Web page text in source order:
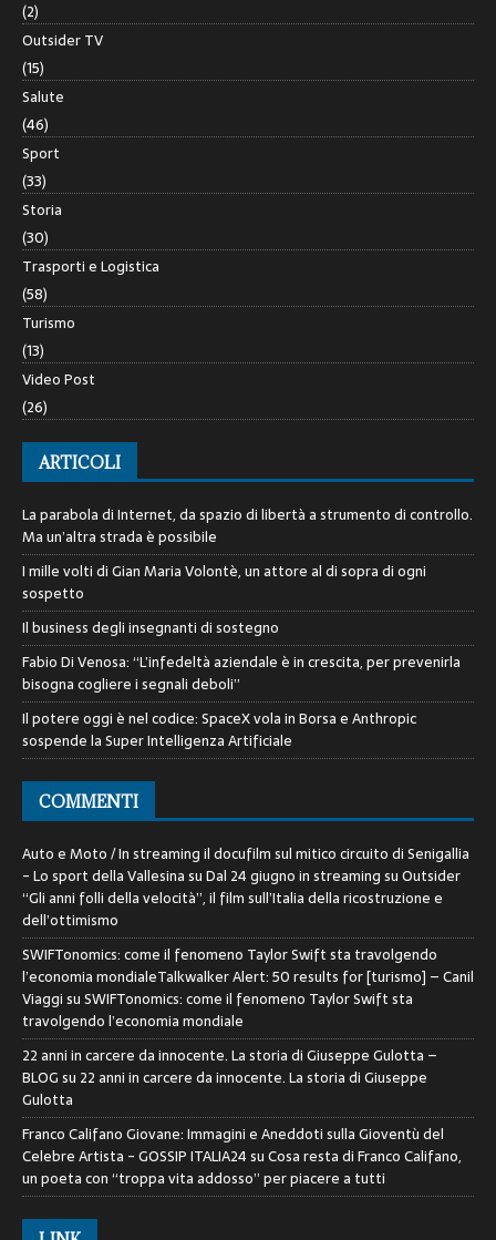
(2)
Outsider TV
(15)
Salute
(46)
Sport
(33)
Storia
(30)
Trasporti e Logistica
(58)
Turismo
(13)
Video Post
(26)
ARTICOLI
La parabola di Internet, da spazio di libertà a strumento di controllo.
Ma un’altra strada è possibile
I mille volti di Gian Maria Volontè, un attore al di sopra di ogni
sospetto
Il business degli insegnanti di sostegno
Fabio Di Venosa: “L’infedeltà aziendale è in crescita, per prevenirla
bisogna cogliere i segnali deboli”
Il potere oggi è nel codice: SpaceX vola in Borsa e Anthropic
sospende la Super Intelligenza Artificiale
COMMENTI
Auto e Moto / In streaming il docufilm sul mitico circuito di Senigallia
- Lo sport della VallesinasuDal 24 giugno in streaming su Outsider
“Gli anni folli della velocità”, il film sull’Italia della ricostruzione e
dell’ottimismo
SWIFTonomics: come il fenomeno Taylor Swift sta travolgendo
l’economia mondialeTalkwalker Alert: 50 results for [turismo] – Canil
ViaggisuSWIFTonomics: come il fenomeno Taylor Swift sta
travolgendo l’economia mondiale
22 anni in carcere da innocente. La storia di Giuseppe Gulotta –
BLOGsu 22 anni in carcere da innocente. La storia di Giuseppe
Gulotta
Franco Califano Giovane: Immagini e Aneddoti sulla Gioventù del
Celebre Artista - GOSSIP ITALIA24suCosa resta di Franco Califano,
un poeta con “troppa vita addosso” per piacere a tutti